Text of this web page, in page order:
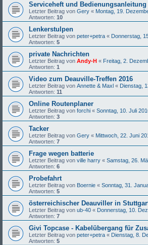
Serviceheft und Bedienungsanleitung
Letzter Beitrag von Gery « Montag, 19.
Antworten: 10
Lenkerstulpen
Letzter Beitrag von peter+petra « Donnerstag,
Antworten: 5
private Nachrichten
Letzter Beitrag von Andy-H « Freitag, 2.
Antworten: 1
Video zum Deauville-Treffen 2016
Letzter Beitrag von Annette & Maxl « Dienstag,
Antworten: 11
Online Routenplaner
Letzter Beitrag von forchi « Sonntag, 10. Juli
Antworten: 3
Tacker
Letzter Beitrag von Gery « Mittwoch, 22. Juni
Antworten: 7
Frage wegen batterie
Letzter Beitrag von ville harry « Samstag, 26.
Antworten: 6
Probefahrt
Letzter Beitrag von Boernie « Sonntag, 31.
Antworten: 5
österreichischer Deauviller in
Letzter Beitrag von ub-40 « Donnerstag, 10.
Antworten: 7
Givi Topcase - Kabelübergang für
Letzter Beitrag von peter+petra « Dienstag, 8.
Antworten: 5